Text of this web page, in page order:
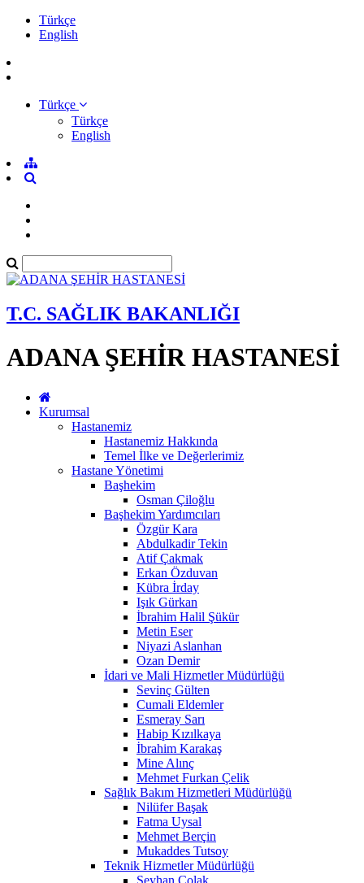
Türkçe
English
Türkçe
Türkçe
English
T.C. SAĞLIK BAKANLIĞI
ADANA ŞEHİR HASTANESİ
Kurumsal
Hastanemiz
Hastanemiz Hakkında
Temel İlke ve Değerlerimiz
Hastane Yönetimi
Başhekim
Osman Çiloğlu
Başhekim Yardımcıları
Özgür Kara
Abdulkadir Tekin
Atif Çakmak
Erkan Özduvan
Kübra İrday
Işık Gürkan
İbrahim Halil Şükür
Metin Eser
Niyazi Aslanhan
Ozan Demir
İdari ve Mali Hizmetler Müdürlüğü
Sevinç Gülten
Cumali Eldemler
Esmeray Sarı
Habip Kızılkaya
İbrahim Karakaş
Mine Alınç
Mehmet Furkan Çelik
Sağlık Bakım Hizmetleri Müdürlüğü
Nilüfer Başak
Fatma Uysal
Mehmet Berçin
Mukaddes Tutsoy
Teknik Hizmetler Müdürlüğü
Seyhan Çolak